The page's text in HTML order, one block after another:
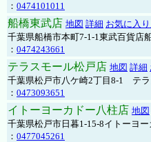
： 0474101011
船橋東武店 地図 詳細 お気に入
千葉県船橋市本町7-1-1東武百貨店
： 0474243661
テラスモール松戸店 地図 詳細
千葉県松戸市八ケ崎2丁目8-1 テラ
： 0473093651
イトーヨーカドー八柱店 地図
千葉県松戸市日暮1-15-8イトーヨ
： 0477045261